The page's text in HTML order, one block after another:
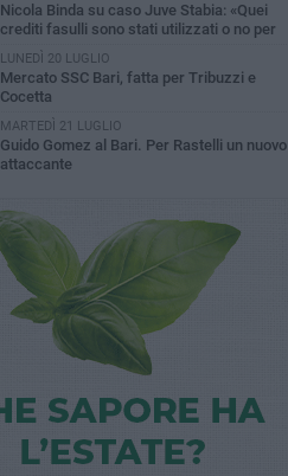
Nicola Binda su caso Juve Stabia: «Quei
crediti fasulli sono stati utilizzati o no per
LUNEDÌ 20 LUGLIO
Mercato SSC Bari, fatta per Tribuzzi e
Cocetta
MARTEDÌ 21 LUGLIO
Guido Gomez al Bari. Per Rastelli un nuovo
attaccante